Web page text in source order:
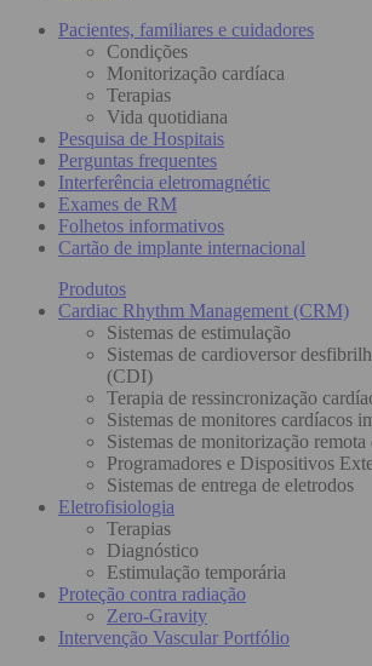
Pacientes, familiares e cuidadores
Condições
Monitorização cardíaca
Terapias
Vida quotidiana
Pesquisa de Hospitais
Perguntas frequentes
Interferência eletromagnétic
Exames de RM
Folhetos informativos
Cartão de implante internacional
Produtos
Cardiac Rhythm Management (CRM)
Sistemas de estimulação
Sistemas de cardioversor
(CDI)
Terapia de ressincronização
Sistemas de monitores cardíacos
Sistemas de monitorização remota
Programadores e Dispositivos
Sistemas de entrega de eletrodos
Eletrofisiologia
Terapias
Diagnóstico
Estimulação temporária
Proteção contra radiação
Zero-Gravity
Intervenção Vascular Portfólio